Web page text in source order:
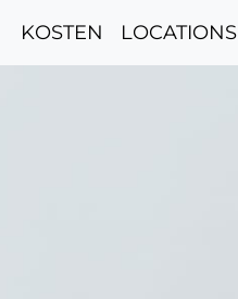
KOSTEN LOCATIONS